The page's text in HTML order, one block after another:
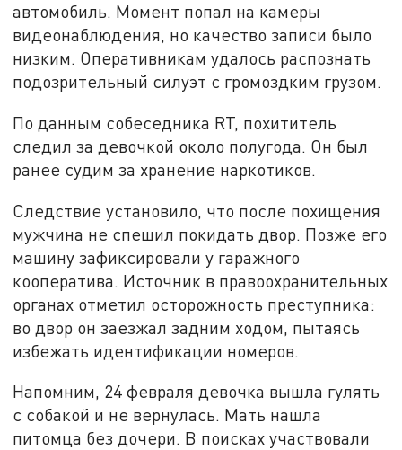
автомобиль. Момент попал на камеры
видеонаблюдения, но качество записи было
низким. Оперативникам удалось распознать
подозрительный силуэт с громоздким грузом.
По данным собеседника RT, похититель
следил за девочкой около полугода. Он был
ранее судим за хранение наркотиков.
Следствие установило, что после похищения
мужчина не спешил покидать двор. Позже его
машину зафиксировали у гаражного
кооператива. Источник в правоохранительных
органах отметил осторожность преступника:
во двор он заезжал задним ходом, пытаясь
избежать идентификации номеров.
Напомним, 24 февраля девочка вышла гулять
с собакой и не вернулась. Мать нашла
питомца без дочери. В поисках участвовали